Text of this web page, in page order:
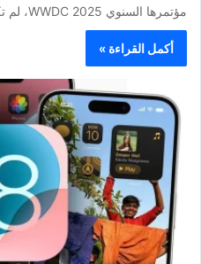
مؤتمرها السنوي WWDC 2025، لم تكتفِ أبل…
أكمل القراءة »